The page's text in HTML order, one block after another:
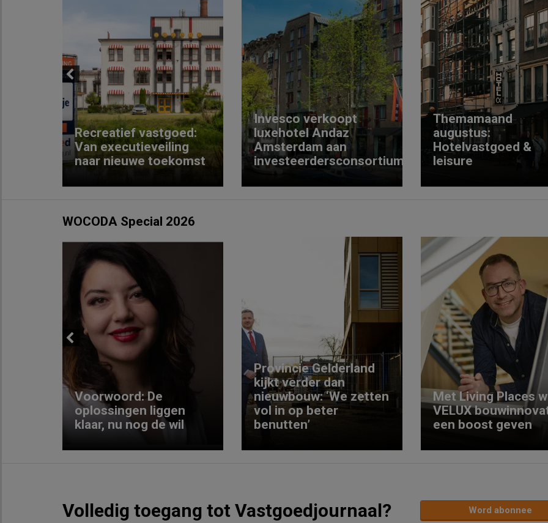
Previous
Recreatief vastgoed:
Van executieveiling
naar nieuwe toekomst
Invesco verkoopt
luxehotel Andaz
Amsterdam aan
investeerdersconsortium
Themamaand
augustus:
Hotelvastgoed &
leisure
WOCODA Special 2026
Previous
Voorwoord: De
oplossingen liggen
klaar, nu nog de wil
Provincie Gelderland
kijkt verder dan
nieuwbouw: ‘We zetten
vol in op beter
benutten’
Met Living Places
VELUX
een boost geven
Volledig toegang tot Vastgoedjournaal? Word abonnee